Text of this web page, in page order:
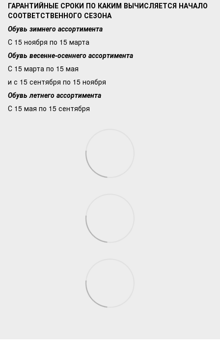
ГАРАНТИЙНЫЕ СРОКИ ПО КАКИМ ВЫЧИСЛЯЕТСЯ НАЧАЛО
СООТВЕТСТВЕННОГО СЕЗОНА
Обувь зимнего ассортимента
С 15 ноября по 15 марта
Обувь весенне-осеннего ассортимента
С 15 марта по 15 мая
и с 15 сентября по 15 ноября
Обувь летнего ассортимента
С 15 мая по 15 сентября